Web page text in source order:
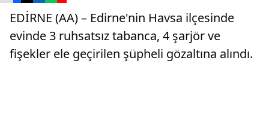
EDİRNE (AA) – Edirne'nin Havsa ilçesinde
evinde 3 ruhsatsız tabanca, 4 şarjör ve
fişekler ele geçirilen şüpheli gözaltına alındı.